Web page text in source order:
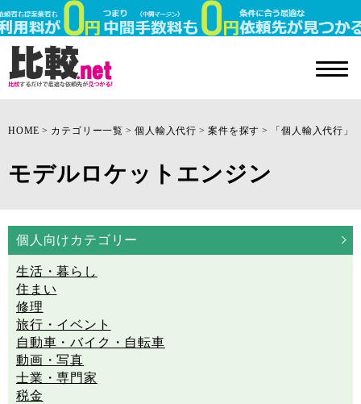
HOME カテゴリー一覧 個人輸入代行 案件を探す 「個人輸入代行」
モデルロケットエンジン
個人向けカテゴリー
生活・暮らし
住まい
修理
旅行・イベント
自動車・バイク・自転車
動画・写真
士業・専門家
税金